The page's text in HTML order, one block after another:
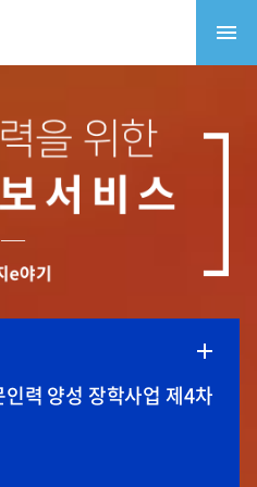
단 (21C 다산주니어)
항로, 속도전이 아닌
입주기업 모집
극과학기지 월동연구대
력 양성 장학사업 제4차